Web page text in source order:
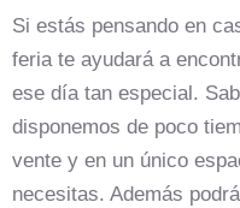
Si estás pensando en
feria te ayudará a
ese día tan especial.
disponemos de poco
vente y en un único
necesitas. Además